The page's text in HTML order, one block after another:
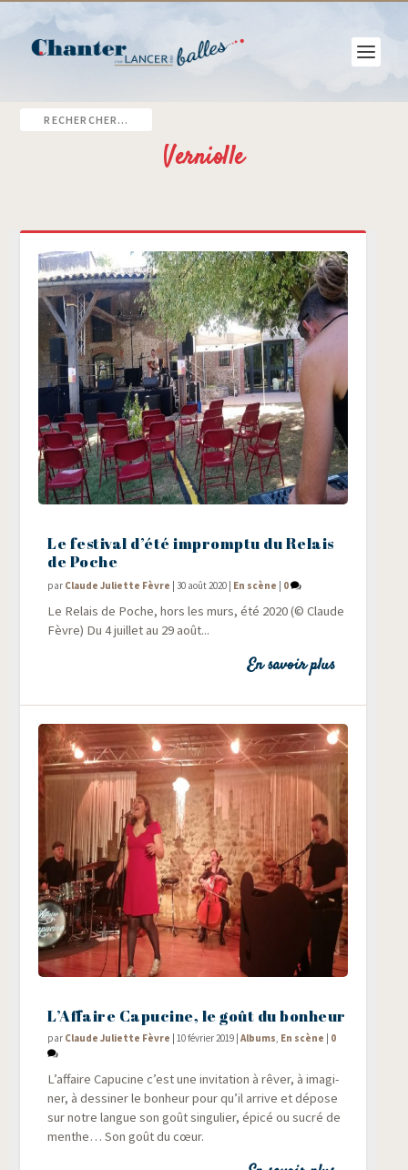
Verniolle
Le festival d’été impromptu du Relais
de Poche
par Claude Juliette Fèvre |30 août 2020 | En scène | 0
Le Relais de Poche, hors les murs, été 2020 (© Claude
Fèvre) Du 4 juillet au 29 août...
En savoir plus
L’Affaire Capucine, le goût du bonheur
par Claude Juliette Fèvre |10 février 2019 |Albums, En scène 0
L’affaire Capu­cine c’est une invi­ta­tion à rêver, à ima­gi­
ner, à des­si­ner le bon­heur pour qu’il arrive et dépose
sur notre langue son goût sin­gu­lier, épi­cé ou sucré de
menthe… Son goût du cœur.